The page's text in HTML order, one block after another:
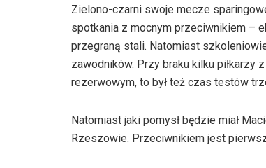
Zielono-czarni swoje mecze
spotkania z mocnym przeciwnikiem –
przegraną stali. Natomiast
zawodników. Przy braku kilku piłkarzy
rezerwowym, to był też czas testów
Natomiast jaki pomysł będzie miał
Rzeszowie. Przeciwnikiem jest